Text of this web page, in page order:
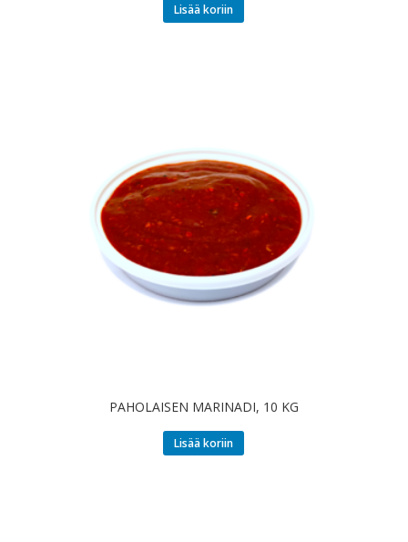
Lisää koriin
PAHOLAISEN MARINADI, 10 KG
Lisää koriin